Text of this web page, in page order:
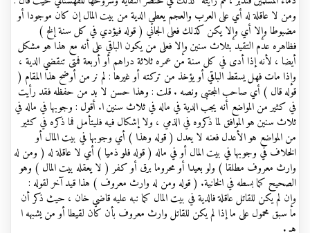
ومن لا عاقلة له أي على العرب والعجم يعطي الدية من بيت المال إن كان موجودا أو
مضبوطا وإلا أي وإلا يكن كذلك فعلى الجاني ( قوله فيؤدي في كل سنة إلخ )
فظاهره عدم التقيد بثلاث سنين وإلا فعلى من يكون الباقي على أنه مع هذا هو مشكل
أيضا ، لأنه إذا أدى في كل سنة من عمره ثلاثة دراهم أو أربعة فمتى تنقضي الدية ،
وإذا مات فهل يسقط الباقي أو يؤخذ من تركته أو غيرها : لم نر من أوضح هذا المقام (
قوله قال ) أي صاحب المجتبى ونصه . قلت : وهذا حسن لا بد من حفظه فقد رأيت
في كثير من المواضع أنه يجب الدية في ماله في ثلاث سنين ا. أقول : وجوبها في ماله في
ثلاث سنين هو الموافق لما ذكروه في الذمي ، ولا إشكال فيه فليتأمل فما ذكره في كثير
من المواضع هو الأعدل فعنه لا يعدل ( قوله وهذا ) أي وجوبها في بيت المال أو
الخلاف في وجوبها في بيت المال أو في ماله ( قوله فلو ذميا ) أي لا عاقلة له ( ومن له
وارث معروف مطلقا ) ولو بعيدا أو محروما برق أو كفر ( لا يعقله بيت المال ) وهو
الصحيح كما بسطه في الخانية. ( قوله ومن له وارث معروف ) هذا قيد آخر لقوله :
وإن لم يكن للقاتل عاقلة فالدية في بيت المال كما نبه عليه قاضي خان ، حيث ذكر أن
ما سبق محمول على ما إذا لم يكن للقاتل وارث معروف بأن كان لقيطا أو من يشبهه ا